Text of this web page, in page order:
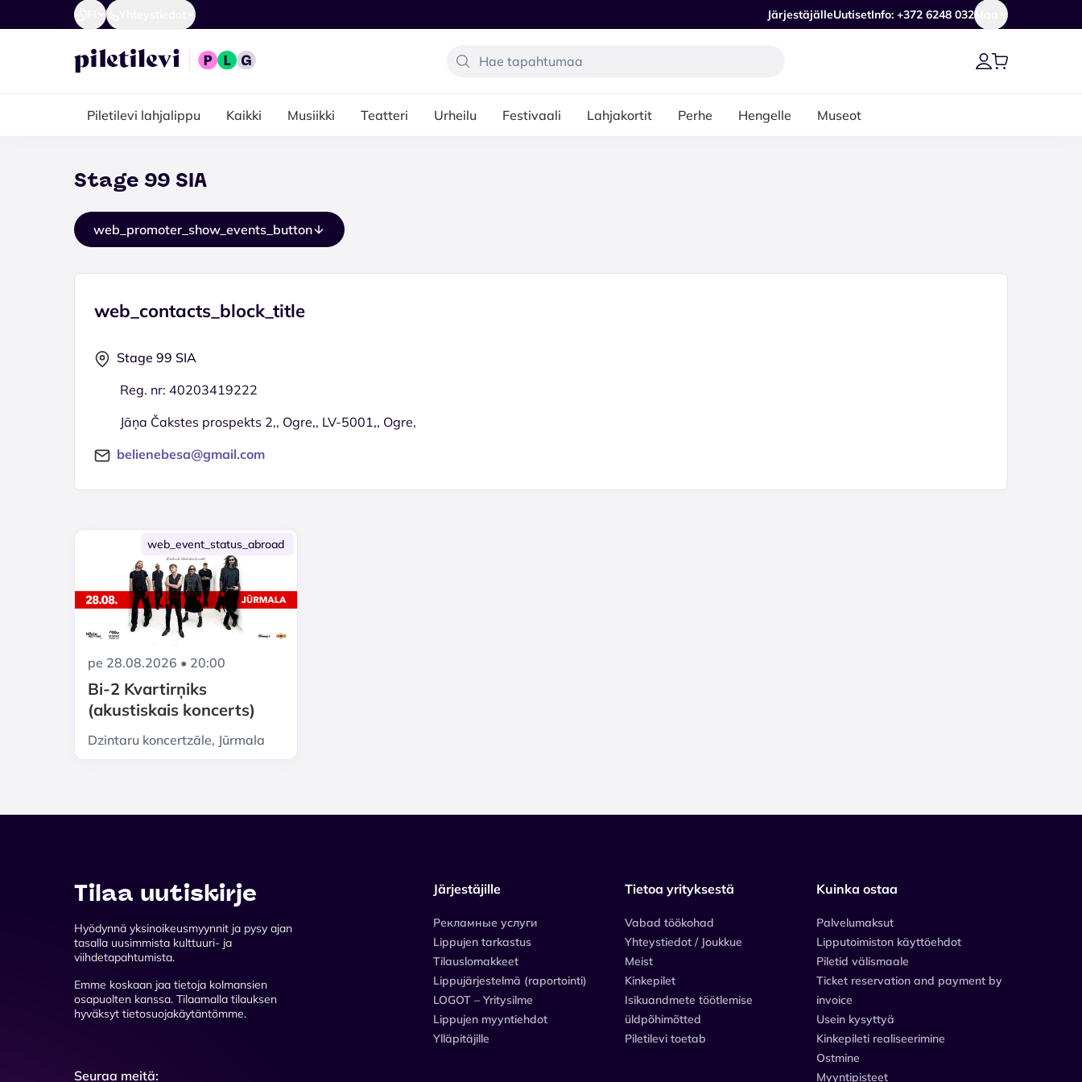
JärjestäjälleUutisetInfo: +372 6248 032Maa
Piletilevi lahjalippu Kaikki Musiikki Teatteri Urheilu Festivaali Lahjakortit Perhe Hengelle Museot
Stage 99 SIA
web_promoter_show_events_button
web_contacts_block_title
Stage 99 SIA
Reg. nr: 40203419222
Jāņa Čakstes prospekts 2,, Ogre,, LV-5001,, Ogre,
belienebesa@gmail.com
web_event_status_abroad
pe 28.08.2026 • 20:00
Bi-2 Kvartirņiks
(akustiskais koncerts)
Dzintaru koncertzāle, Jūrmala
Tilaa uutiskirje
Hyödynnä yksinoikeusmyynnit ja pysy ajan
tasalla uusimmista kulttuuri- ja
viihdetapahtumista.
Emme koskaan jaa tietoja kolmansien
osapuolten kanssa. Tilaamalla tilauksen
hyväksyt tietosuojakäytäntömme.
Seuraa meitä:
Järjestäjille
Рекламные услуги
Lippujen tarkastus
Tilauslomakkeet
Lippujärjestelmä (raportointi)
LOGOT – Yritysilme
Lippujen myyntiehdot
Ylläpitäjille
Tietoa yrityksestä
Vabad töökohad
Yhteystiedot / Joukkue
Meist
Kinkepilet
Isikuandmete töötlemise
üldpõhimõtted
Piletilevi toetab
Kuinka ostaa
Palvelumaksut
Lipputoimiston käyttöehdot
Piletid välismaale
Ticket reservation and payment by
invoice
Usein kysyttyä
Kinkepileti realiseerimine
Ostmine
Myyntipisteet